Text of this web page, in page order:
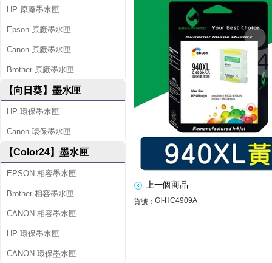
9
4
0
X
L
C
4
A
HP-原廠墨水匣
Epson-原廠墨水匣
Canon-原廠墨水匣
Brother-原廠墨水匣
【向日葵】墨水匣
HP-環保墨水匣
Canon-環保墨水匣
【Color24】墨水匣
EPSON-相容墨水匣
Brother-相容墨水匣
CANON-相容墨水匣
HP-環保墨水匣
CANON-環保墨水匣
上一個商品
貨號：GI-HC4909A